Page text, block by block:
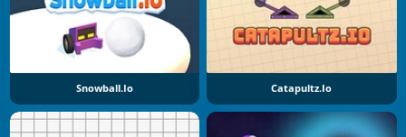
Snowball.io Catapultz.io